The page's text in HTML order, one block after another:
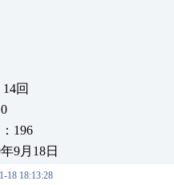
回
196
9月18日
18 18:13:28